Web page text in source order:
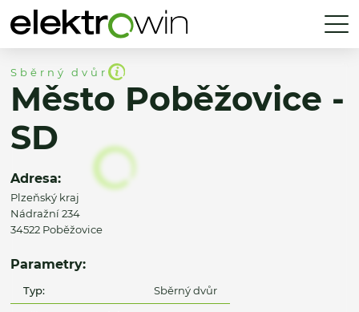
Sběrný dvůr
Město Poběžovice -
SD
Adresa:
Plzeňský kraj
Nádražní 234
34522 Poběžovice
Parametry:
Typ: Sběrný dvůr